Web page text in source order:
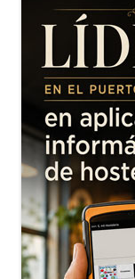
principal